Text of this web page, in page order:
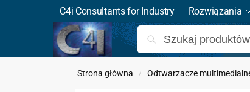
C4i Consultants for Industry Rozwiązania
Strona główna / Odtwarzacze